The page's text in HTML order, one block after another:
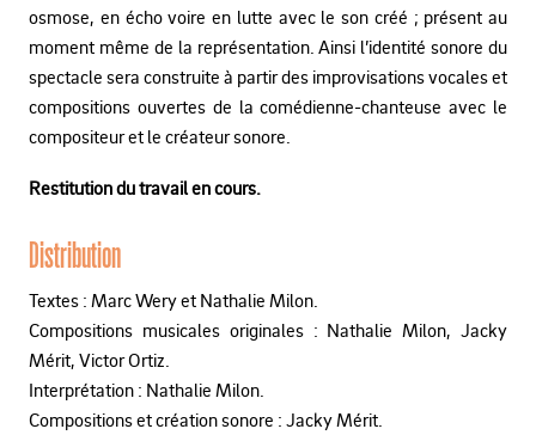
osmose, en écho voire en lutte avec le son créé ; présent au
moment même de la représentation. Ainsi l’identité sonore du
spectacle sera construite à partir des improvisations vocales et
compositions ouvertes de la comédienne-chanteuse avec le
compositeur et le créateur sonore.
Restitution du travail en cours.
Distribution
Textes : Marc Wery et Nathalie Milon.
Compositions musicales originales : Nathalie Milon, Jacky
Mérit, Victor Ortiz.
Interprétation : Nathalie Milon.
Compositions et création sonore : Jacky Mérit.